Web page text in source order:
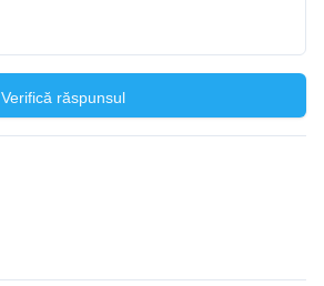
Verifică răspunsul